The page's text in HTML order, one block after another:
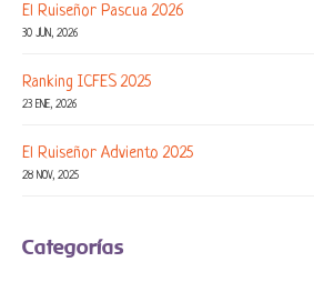
El Ruiseñor Pascua 2026
30 JUN, 2026
Ranking ICFES 2025
23 ENE, 2026
El Ruiseñor Adviento 2025
28 NOV, 2025
Categorías